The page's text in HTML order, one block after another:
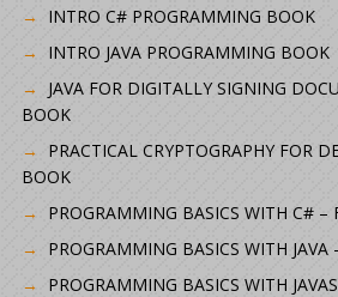
INTRO C# PROGRAMMING BOOK
INTRO JAVA PROGRAMMING BOOK
JAVA FOR DIGITALLY SIGNING
BOOK
PRACTICAL CRYPTOGRAPHY FOR
BOOK
PROGRAMMING BASICS WITH C# –
PROGRAMMING BASICS WITH JAVA
PROGRAMMING BASICS WITH